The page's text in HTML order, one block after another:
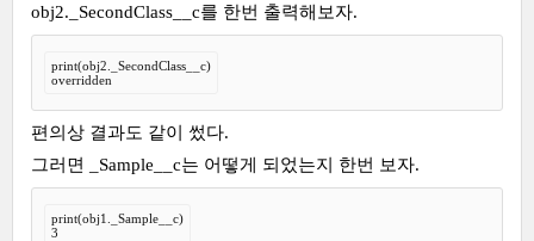
obj2._SecondClass__c를 한번 출력해보자.
print(obj2._SecondClass__c)
overridden
편의상 결과도 같이 썼다.
그러면 _Sample__c는 어떻게 되었는지 한번 보자.
print(obj1._Sample__c)
3